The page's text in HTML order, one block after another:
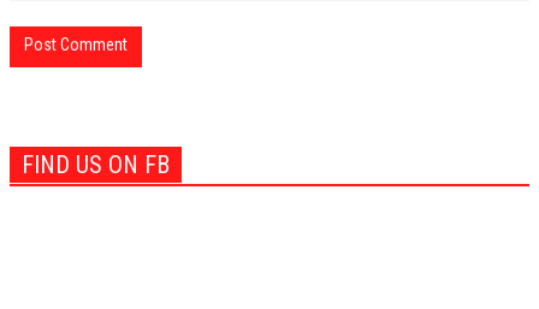
FIND US ON FB